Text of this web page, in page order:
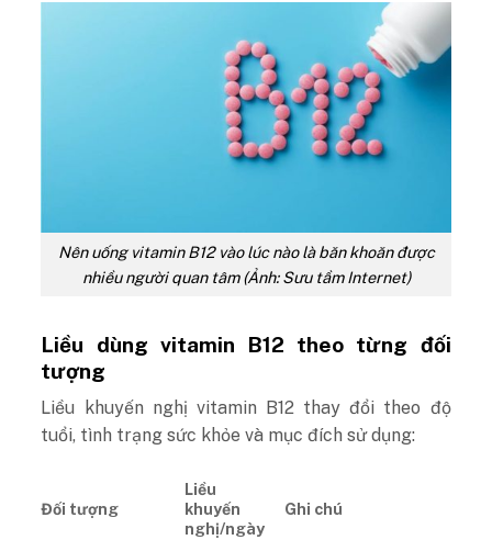
Nên uống vitamin B12 vào lúc nào là băn khoăn được
nhiều người quan tâm (Ảnh: Sưu tầm Internet)
Liều dùng vitamin B12 theo từng đối
tượng
Liều khuyến nghị vitamin B12 thay đổi theo độ
tuổi, tình trạng sức khỏe và mục đích sử dụng:
Đối tượng
Liều
khuyến
nghị/ngày
Ghi chú